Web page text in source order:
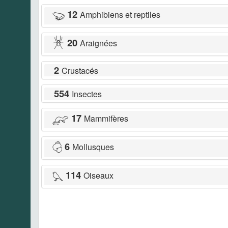
12 Amphibiens et reptiles
20 Araignées
2 Crustacés
554 Insectes
17 Mammifères
6 Mollusques
114 Oiseaux